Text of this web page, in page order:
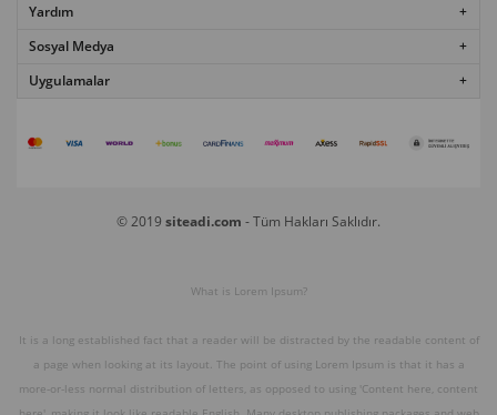
Yardım
Sosyal Medya
Uygulamalar
© 2019 siteadi.com - Tüm Hakları Saklıdır.
What is Lorem Ipsum?
It is a long established fact that a reader will be distracted by the readable content of
a page when looking at its layout. The point of using Lorem Ipsum is that it has a
more-or-less normal distribution of letters, as opposed to using 'Content here, content